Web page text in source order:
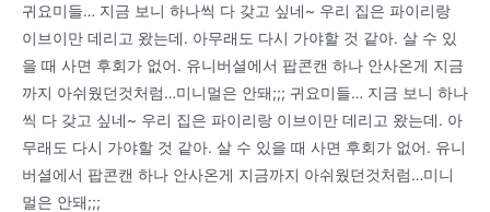
귀요미들… 지금 보니 하나씩 다 갖고 싶네~ 우리 집은 파이리랑
이브이만 데리고 왔는데. 아무래도 다시 가야할 것 같아. 살 수 있
을 때 사면 후회가 없어. 유니버셜에서 팝콘캔 하나 안사온게 지금
까지 아쉬웠던것처럼…미니멀은 안돼;;; 귀요미들… 지금 보니 하나
씩 다 갖고 싶네~ 우리 집은 파이리랑 이브이만 데리고 왔는데. 아
무래도 다시 가야할 것 같아. 살 수 있을 때 사면 후회가 없어. 유니
버셜에서 팝콘캔 하나 안사온게 지금까지 아쉬웠던것처럼…미니
멀은 안돼;;;